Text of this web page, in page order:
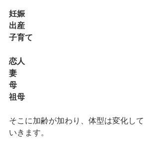
妊娠
出産
子育て
恋人
妻
母
祖母
そこに加齢が加わり、体型は変化して
いきます。